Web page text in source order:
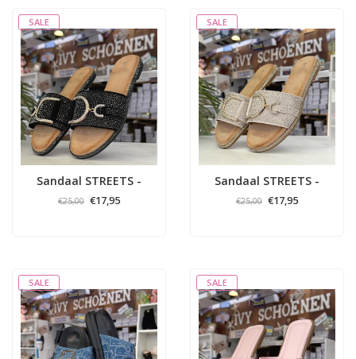
SALE
Sandaal STREETS -
Zwart
€25,00 €17,95
SALE
Sandaal STREETS -
Beige
€25,00 €17,95
SALE SALE